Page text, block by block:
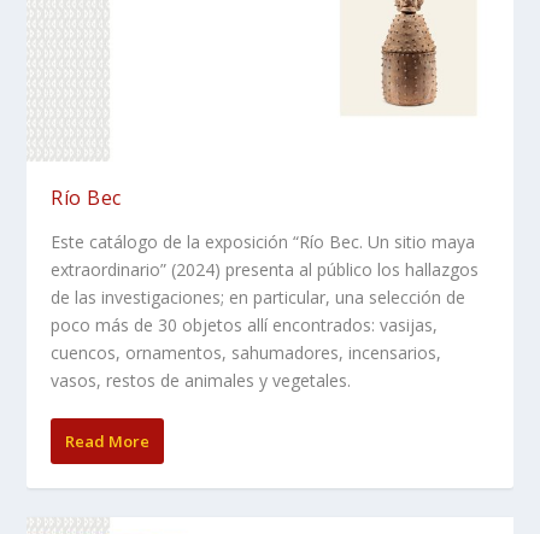
Río Bec
Este catálogo de la exposición “Río Bec. Un sitio maya
extraordinario” (2024) presenta al público los hallazgos
de las investigaciones; en particular, una selección de
poco más de 30 objetos allí encontrados: vasijas,
cuencos, ornamentos, sahumadores, incensarios,
vasos, restos de animales y vegetales.
Read More